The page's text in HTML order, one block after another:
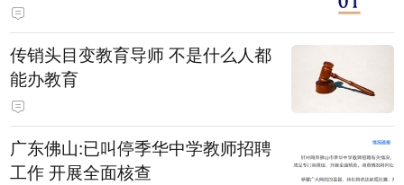
传销头目变教育导师 不是什么人都
能办教育
广东佛山:已叫停季华中学教师招聘
工作 开展全面核查